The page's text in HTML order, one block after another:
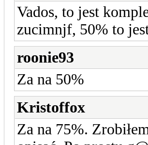
Vados, to jest
zucimnjf, 50% to
roonie93
Za na 50%
Kristoffox
Za na 75%.